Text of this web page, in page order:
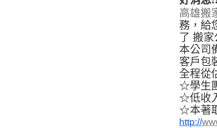
高雄搬
務，給
了 搬
本公司
客戶包
全程從
☆學生
☆低收
☆本著
http://